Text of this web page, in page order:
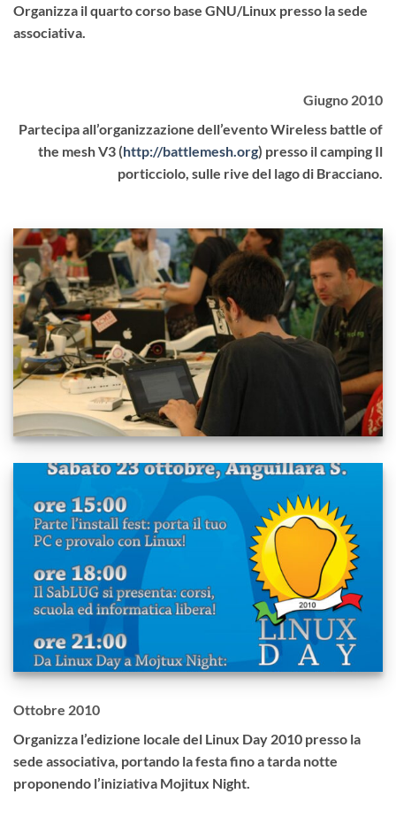
Organizza il quarto corso base GNU/Linux presso la sede
associativa.
Giugno 2010
Partecipa all’organizzazione dell’evento Wireless battle of
the mesh V3 (http://battlemesh.org) presso il camping Il
porticciolo, sulle rive del lago di Bracciano.
Ottobre 2010
Organizza l’edizione locale del Linux Day 2010 presso la
sede associativa, portando la festa fino a tarda notte
proponendo l’iniziativa Mojitux Night.